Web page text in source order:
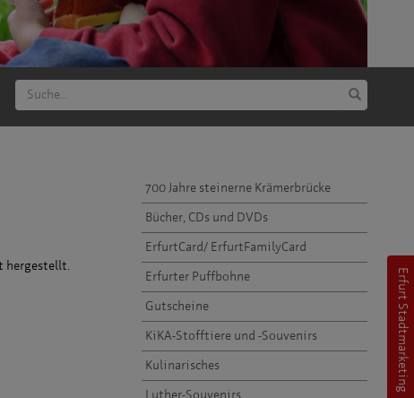
hergestellt.
700 Jahre steinerne Krämerbrücke
Bücher, CDs und DVDs
ErfurtCard/ ErfurtFamilyCard
Erfurter Puffbohne
Gutscheine
KiKA-Stofftiere und -Souvenirs
Kulinarisches
Luther-Souvenirs
Erfurt Stadtmarketing